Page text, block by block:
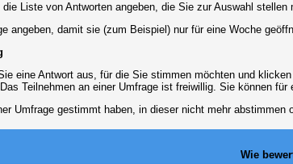
Liste von Antworten angeben, die Sie zur Auswahl stellen
angeben, damit sie (zum Beispiel) nur für eine Woche
eine Antwort aus, für die Sie stimmen möchten und
Teilnehmen an einer Umfrage ist freiwillig. Sie können
Umfrage gestimmt haben, in dieser nicht mehr
Wie